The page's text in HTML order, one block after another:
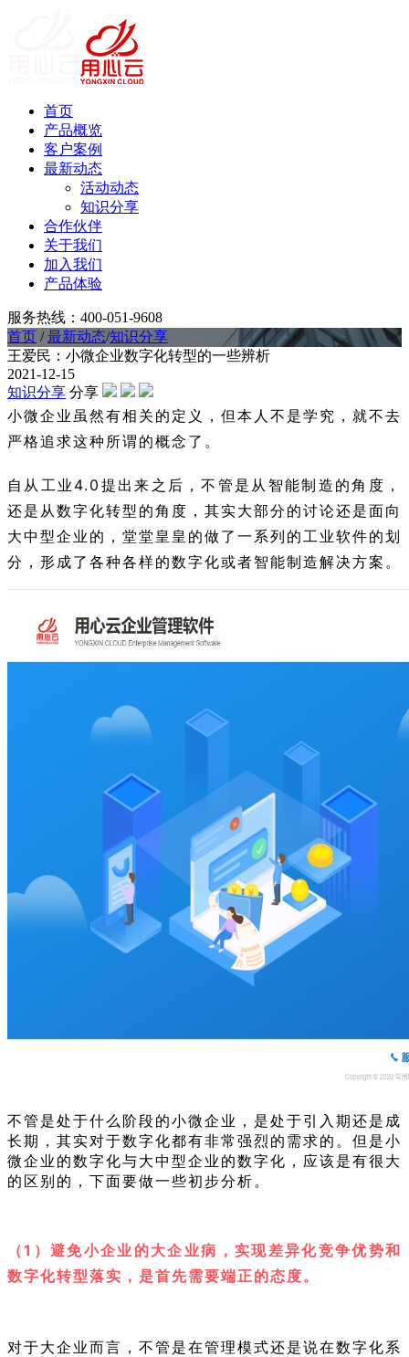
首页
产品概览
客户案例
最新动态
活动动态
知识分享
合作伙伴
关于我们
加入我们
产品体验
服务热线：400-051-9608
首页 /最新动态/知识分享
王爱民：小微企业数字化转型的一些辨析
2021-12-15
知识分享 分享
小微企业虽然有相关的定义，但本人不是学究，就不去
严格追求这种所谓的概念了。
自从工业4.0提出来之后，不管是从智能制造的角度，
还是从数字化转型的角度，其实大部分的讨论还是面向
大中型企业的，堂堂皇皇的做了一系列的工业软件的划
分，形成了各种各样的数字化或者智能制造解决方案。
不管是处于什么阶段的小微企业，是处于引入期还是成
长期，其实对于数字化都有非常强烈的需求的。但是小
微企业的数字化与大中型企业的数字化，应该是有很大
的区别的，下面要做一些初步分析。
（1）避免小企业的大企业病，实现差异化竞争优势和
数字化转型落实，是首先需要端正的态度。
对于大企业而言，不管是在管理模式还是说在数字化系